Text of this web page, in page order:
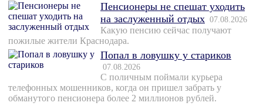
Пенсионеры не спешат уходить
на заслуженный отдых 07.08.2026
Какую пенсию сейчас получают
пожилые жители Краснодара.
Попал в ловушку у стариков
07.08.2026
С поличным поймали курьера
телефонных мошенников, когда он пришел забрать у
обманутого пенсионера более 2 миллионов рублей.